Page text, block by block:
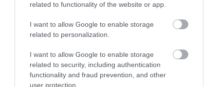
related to functionality of the website or app.
I want to allow Google to enable storage
related to personalization.
I want to allow Google to enable storage
related to security, including authentication
functionality and fraud prevention, and other
user protection.